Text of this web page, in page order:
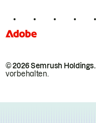
© 2026 Semrush Holdings.
vorbehalten.